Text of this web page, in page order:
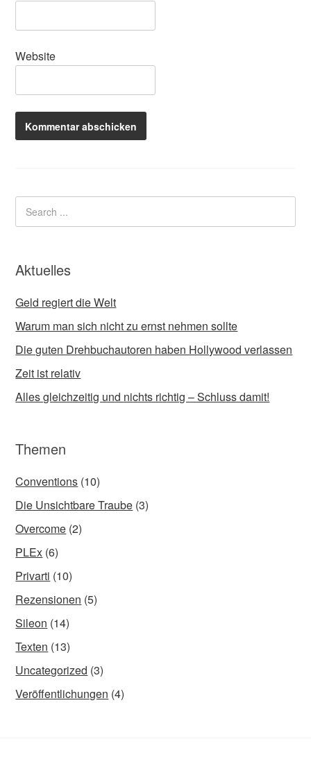
Website
Aktuelles
Geld regiert die Welt
Warum man sich nicht zu ernst nehmen sollte
Die guten Drehbuchautoren haben Hollywood verlassen
Zeit ist relativ
Alles gleichzeitig und nichts richtig – Schluss damit!
Themen
Conventions (10)
Die Unsichtbare Traube (3)
Overcome (2)
PLEx (6)
Privarti (10)
Rezensionen (5)
Sileon (14)
Texten (13)
Uncategorized (3)
Veröffentlichungen (4)